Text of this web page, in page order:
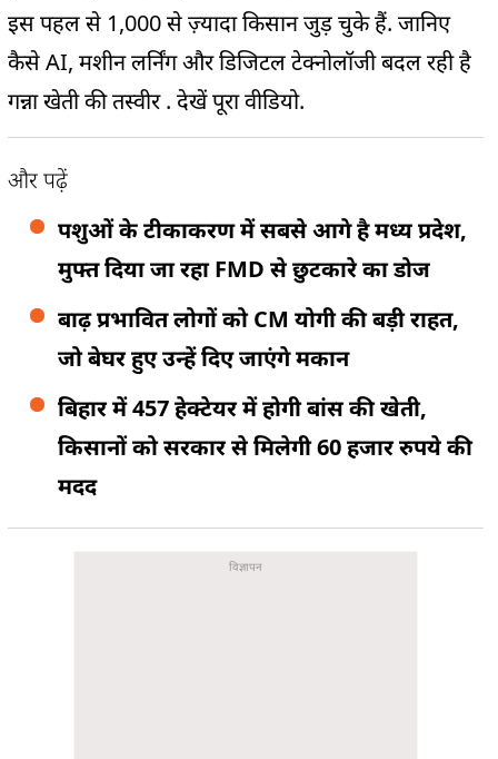
इस पहल से 1,000 से ज़्यादा किसान जुड़ चुके हैं. जानिए
कैसे AI, मशीन लर्निंग और डिजिटल टेक्नोलॉजी बदल रही है
गन्ना खेती की तस्वीर . देखें पूरा वीडियो.
और पढ़ें
पशुओं के टीकाकरण में सबसे आगे है मध्य प्रदेश,
मुफ्त दिया जा रहा FMD से छुटकारे का डोज
बाढ़ प्रभावित लोगों को CM योगी की बड़ी राहत,
जो बेघर हुए उन्हें दिए जाएंगे मकान
बिहार में 457 हेक्टेयर में होगी बांस की खेती,
किसानों को सरकार से मिलेगी 60 हजार रुपये की
मदद